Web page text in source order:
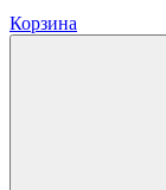
Корзина